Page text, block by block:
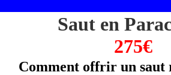
Saut en
275€
Comment offrir un saut